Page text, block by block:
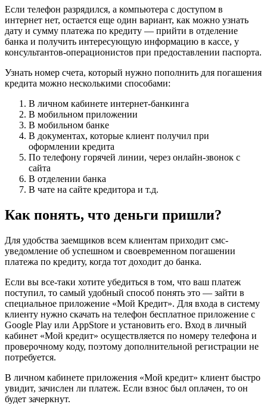
Если телефон разрядился, а компьютера с доступом в
интернет нет, остается еще один вариант, как можно узнать
дату и сумму платежа по кредиту — прийти в отделение
банка и получить интересующую информацию в кассе, у
консультантов-операционистов при предоставлении паспорта.
Узнать номер счета, который нужно пополнить для погашения
кредита можно несколькими способами:
В личном кабинете интернет-банкинга
В мобильном приложении
В мобильном банке
В документах, которые клиент получил при
оформлении кредита
По телефону горячей линии, через онлайн-звонок с
сайта
В отделении банка
В чате на сайте кредитора и т.д.
Как понять, что деньги пришли?
Для удобства заемщиков всем клиентам приходит смс-
уведомление об успешном и своевременном погашении
платежа по кредиту, когда тот доходит до банка.
Если вы все-таки хотите убедиться в том, что ваш платеж
поступил, то самый удобный способ понять это — зайти в
специальное приложение «Мой Кредит». Для входа в систему
клиенту нужно скачать на телефон бесплатное приложение с
Google Play или AppStore и установить его. Вход в личный
кабинет «Мой кредит» осуществляется по номеру телефона и
проверочному коду, поэтому дополнительной регистрации не
потребуется.
В личном кабинете приложения «Мой кредит» клиент быстро
увидит, зачислен ли платеж. Если взнос был оплачен, то он
будет зачеркнут.